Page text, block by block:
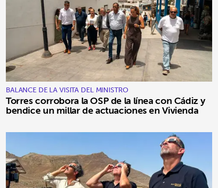
BALANCE DE LA VISITA DEL MINISTRO
Torres corrobora la OSP de la línea con Cádiz y
bendice un millar de actuaciones en Vivienda